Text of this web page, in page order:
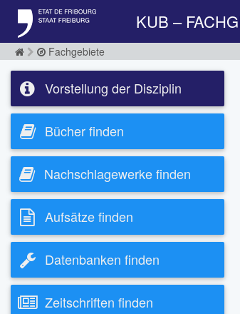
KUB –
Fachgebiete
Vorstellung der Disziplin
Bücher finden
Nachschlagewerke finden
Aufsätze finden
Datenbanken finden
Zeitschriften finden